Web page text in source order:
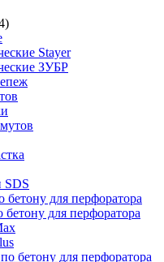
Stayer
ЗУБР
SDS
для перфоратора
для перфоратора
бетону для перфоратора